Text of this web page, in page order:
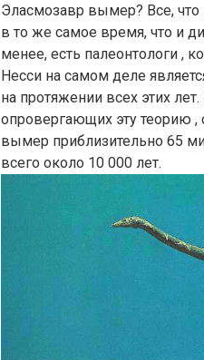
Эласмозавр вымер? Все, что
в то же самое время, что и
менее, есть палеонтологи ,
Несси на самом деле
на протяжении всех этих
опровергающих эту теорию ,
вымер приблизительно 65
всего около 10 000 лет.